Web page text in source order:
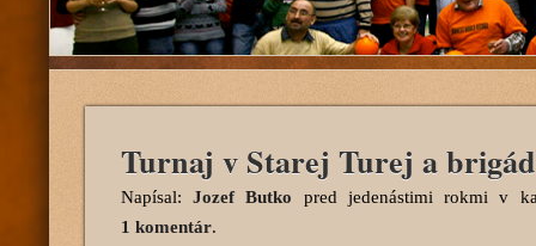
Turnaj v Starej Turej a
Napísal:Jozef Butko pred jedenástimi rokmi v
1 komentár.